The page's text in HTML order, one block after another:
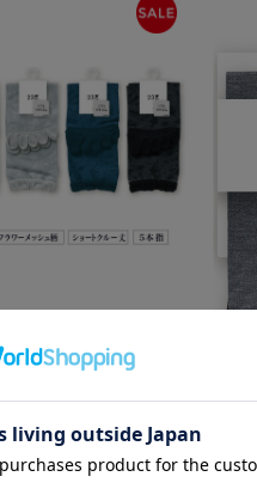
ラワーメッシュ柄 ショ
（税込）